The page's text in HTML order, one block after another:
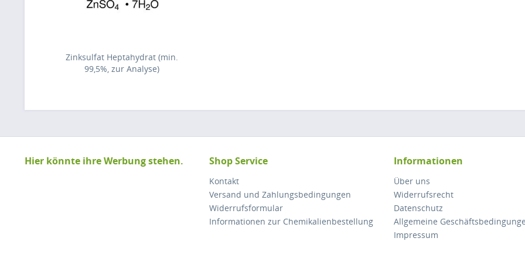
Zinksulfat Heptahydrat (min.
99,5%, zur Analyse)
Hier könnte ihre Werbung stehen. Shop Service
Kontakt
Versand und Zahlungsbedingungen
Widerrufsformular
Informationen zur Chemikalienbestellung
Informationen
Über uns
Widerrufsrecht
Datenschutz
Allgemeine
Impressum